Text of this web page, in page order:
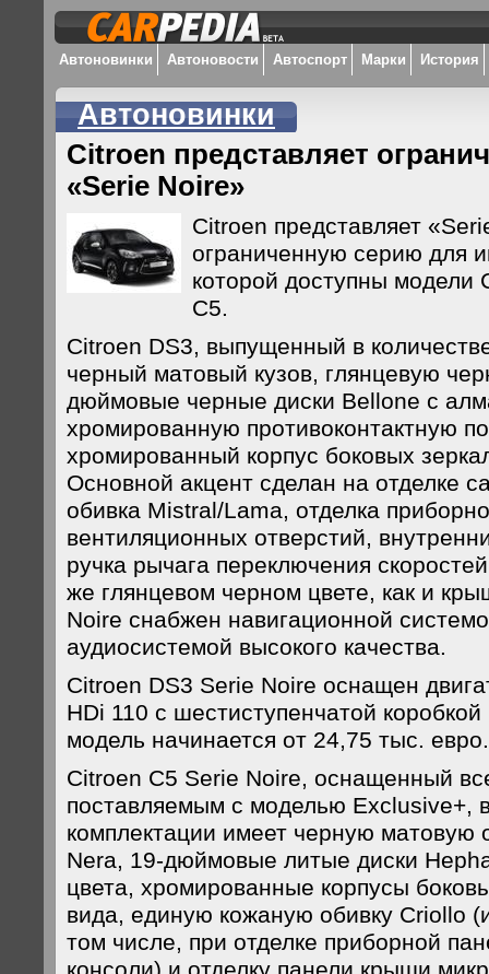
Автоновинки Автоновости Автоспорт Марки История
Автоновинки
Citroen представляет
«Serie Noire»
Citroеn представляет
ограниченную серию для
которой доступны модели
C5.
Citroеn DS3, выпущенный в
черный матовый кузов, глянцевую
дюймовые черные диски Bellone с
хромированную противоконтактную
хромированный корпус боковых
Основной акцент сделан на отделке
обивка Mistral/Lama, отделка
вентиляционных отверстий,
ручка рычага переключения
же глянцевом черном цвете, как и
Noire снабжен навигационной
аудиосистемой высокого качества.
Citroеn DS3 Sеrie Noire оснащен
HDi 110 с шестиступенчатой
модель начинается от 24,75 тыс. евро.
Citroеn C5 Sеrie Noire, оснащенный
поставляемым с моделью Exclusive+,
комплектации имеет черную матовую
Nera, 19-дюймовые литые диски
цвета, хромированные корпусы
вида, единую кожаную обивку Criollo
том числе, при отделке приборной